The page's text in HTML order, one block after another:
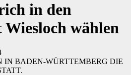
in den
wählen
IN BADEN-WÜRTTEMBERG DIE